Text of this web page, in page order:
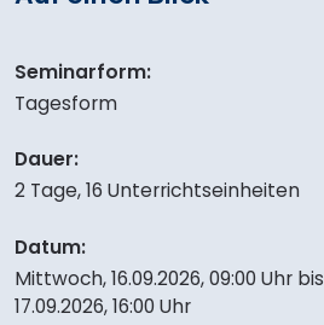
Seminarform:
Tagesform
Dauer:
2 Tage, 16 Unterrichtseinheiten
Datum:
Mittwoch, 16.09.2026,09:00 Uhrbis
17.09.2026,16:00 Uhr